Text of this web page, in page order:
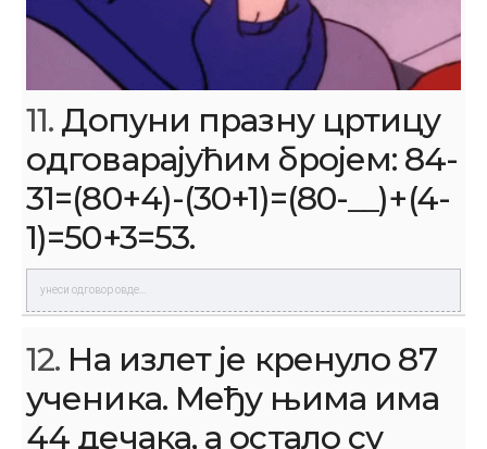
11. Допуни празну цртицу
одговарајућим бројем: 84-
31=(80+4)-(30+1)=(80-__)+(4-
1)=50+3=53.
12. На излет је кренуло 87
ученика. Међу њима има
44 дечака, а остало су